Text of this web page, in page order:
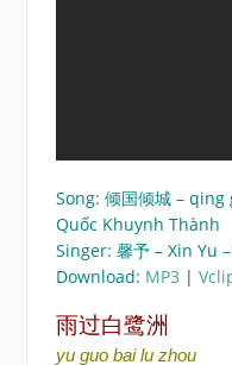
Song: 倾国倾城 –
Quốc Khuynh Thành
Singer: 馨予 – Xin Yu
Download: MP3 |
雨过白鹭洲
yu guo bai lu zhou